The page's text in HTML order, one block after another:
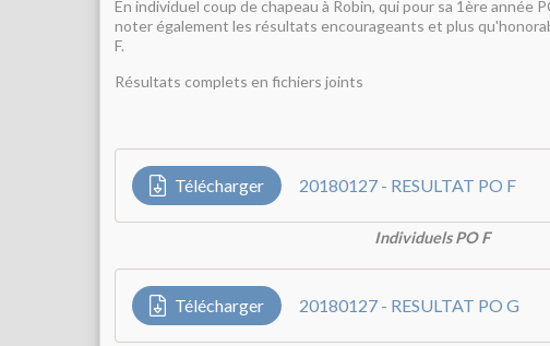
En individuel coup de chapeau à Robin, qui pour sa 1ère année
noter également les résultats encourageants et plus
F.
Résultats complets en fichiers joints
Télécharger 20180127 - RESULTAT PO F
Individuels PO F
Télécharger 20180127 - RESULTAT PO G